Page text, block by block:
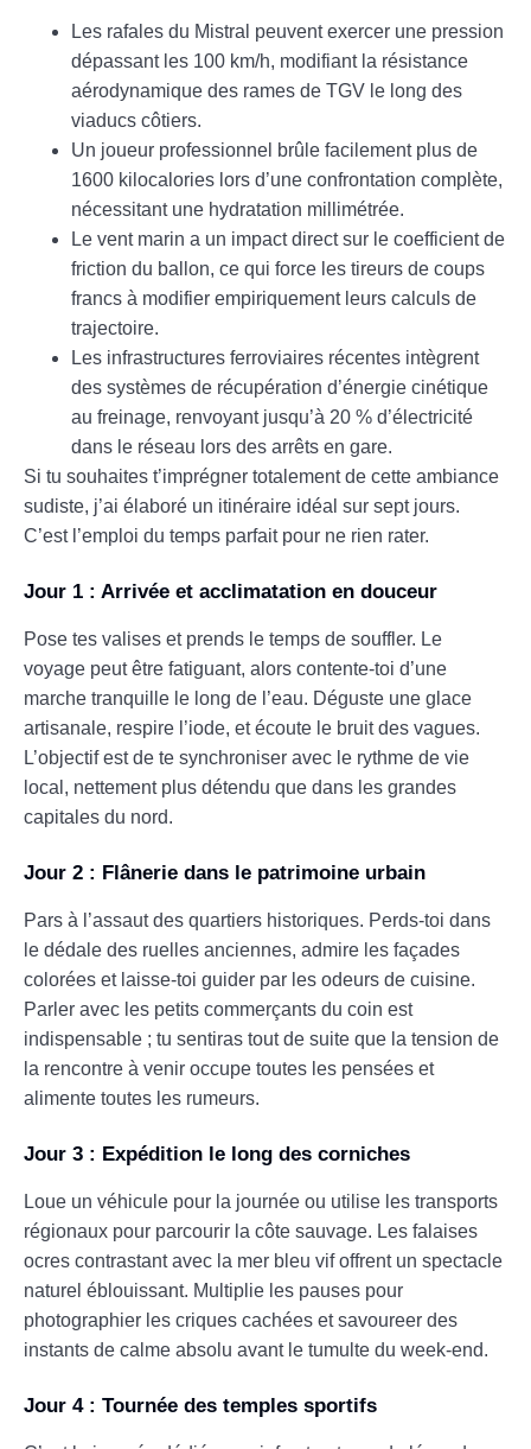
Les rafales du Mistral peuvent exercer une pression
dépassant les 100 km/h, modifiant la résistance
aérodynamique des rames de TGV le long des
viaducs côtiers.
Un joueur professionnel brûle facilement plus de
1600 kilocalories lors d’une confrontation complète,
nécessitant une hydratation millimétrée.
Le vent marin a un impact direct sur le coefficient de
friction du ballon, ce qui force les tireurs de coups
francs à modifier empiriquement leurs calculs de
trajectoire.
Les infrastructures ferroviaires récentes intègrent
des systèmes de récupération d’énergie cinétique
au freinage, renvoyant jusqu’à 20 % d’électricité
dans le réseau lors des arrêts en gare.
Si tu souhaites t’imprégner totalement de cette ambiance
sudiste, j’ai élaboré un itinéraire idéal sur sept jours.
C’est l’emploi du temps parfait pour ne rien rater.
Jour 1 : Arrivée et acclimatation en douceur
Pose tes valises et prends le temps de souffler. Le
voyage peut être fatiguant, alors contente-toi d’une
marche tranquille le long de l’eau. Déguste une glace
artisanale, respire l’iode, et écoute le bruit des vagues.
L’objectif est de te synchroniser avec le rythme de vie
local, nettement plus détendu que dans les grandes
capitales du nord.
Jour 2 : Flânerie dans le patrimoine urbain
Pars à l’assaut des quartiers historiques. Perds-toi dans
le dédale des ruelles anciennes, admire les façades
colorées et laisse-toi guider par les odeurs de cuisine.
Parler avec les petits commerçants du coin est
indispensable ; tu sentiras tout de suite que la tension de
la rencontre à venir occupe toutes les pensées et
alimente toutes les rumeurs.
Jour 3 : Expédition le long des corniches
Loue un véhicule pour la journée ou utilise les transports
régionaux pour parcourir la côte sauvage. Les falaises
ocres contrastant avec la mer bleu vif offrent un spectacle
naturel éblouissant. Multiplie les pauses pour
photographier les criques cachées et savoureer des
instants de calme absolu avant le tumulte du week-end.
Jour 4 : Tournée des temples sportifs